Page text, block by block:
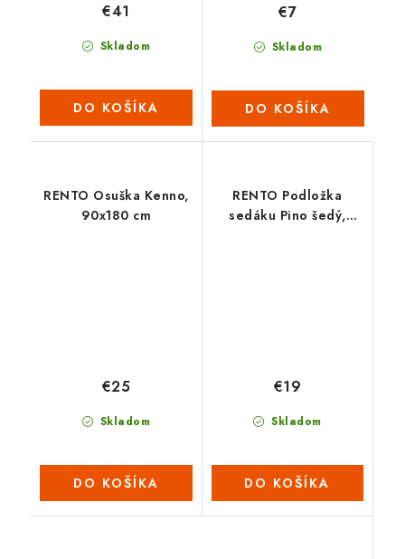
Skladom
€41
DO KOŠÍKA
Skladom
€7
DO KOŠÍKA
RENTO Osuška Kenno,
90x180 cm
Skladom
€25
DO KOŠÍKA
RENTO Podložka
sedáku Pino šedý,
Skladom
€19
DO KOŠÍKA